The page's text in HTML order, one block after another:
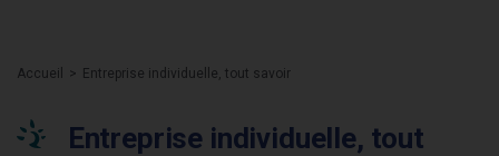
Accueil Entreprise individuelle, tout savoir
Entreprise individuelle, tout